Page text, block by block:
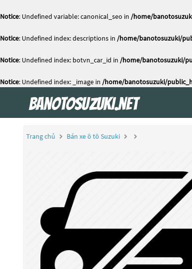
Notice: Undefined variable: canonical_seo in /home/
Notice: Undefined index: descriptions in /home/banotosuzuki/
Notice: Undefined index: botvn_car_id in /home/banotosuzuki/
Notice: Undefined index: _image in /home/banotosuzuki/
Trang chủ Bán xe ô tô Suzuki